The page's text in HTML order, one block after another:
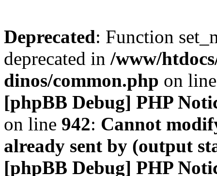
Deprecated: Function
deprecated in /www/
dinos/common.php on
[phpBB Debug] PHP
on line 942: Cannot
already sent by (output
[phpBB Debug] PHP